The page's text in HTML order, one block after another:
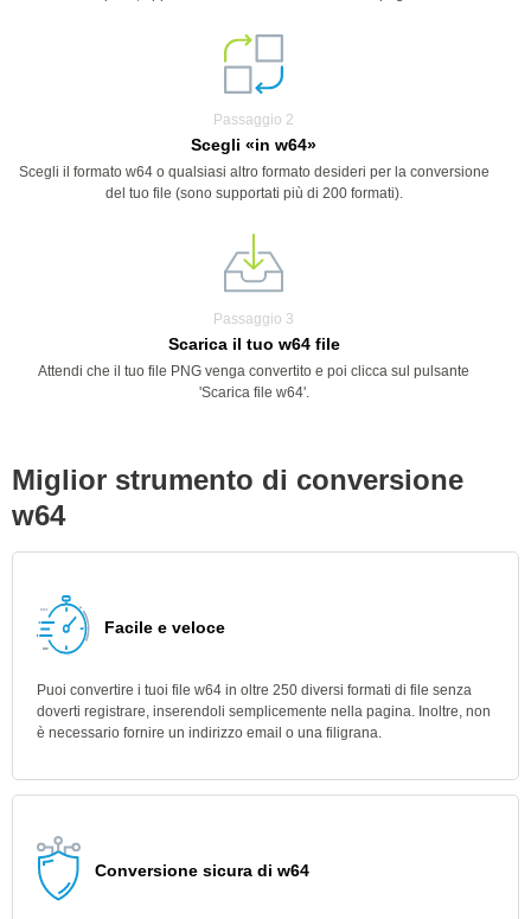
Passaggio 2
Scegli «in w64»
Scegli il formato w64 o qualsiasi altro formato desideri per la conversione
del tuo file (sono supportati più di 200 formati).
Passaggio 3
Scarica il tuo w64 file
Attendi che il tuo file PNG venga convertito e poi clicca sul pulsante
'Scarica file w64'.
Miglior strumento di conversione
w64
Facile e veloce
Puoi convertire i tuoi file w64 in oltre 250 diversi formati di file senza
doverti registrare, inserendoli semplicemente nella pagina. Inoltre, non
è necessario fornire un indirizzo email o una filigrana.
Conversione sicura di w64